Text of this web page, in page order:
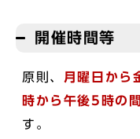
開催時間等
原則、 月曜日から
時から午後5時の間
す。